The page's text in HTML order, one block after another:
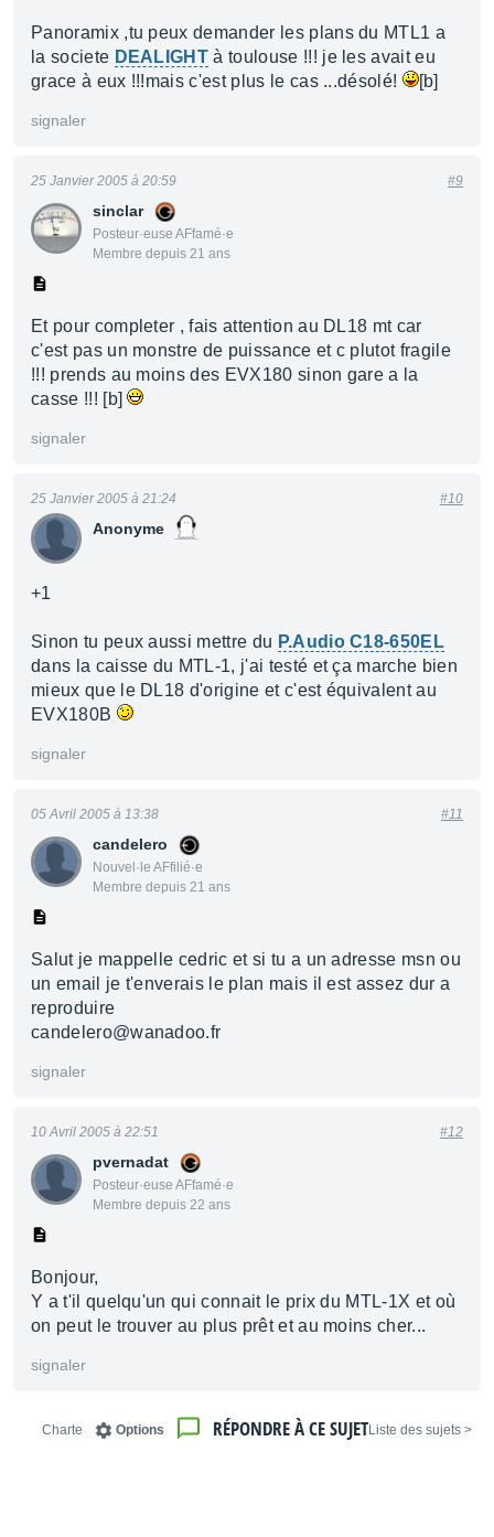
Panoramix ,tu peux demander les plans du MTL1 a
la societe DEALIGHT à toulouse !!! je les avait eu
grace à eux !!!mais c'est plus le cas ...désolé!
[b]
signaler
sinclar
Posteur·euse AFfamé·e
Membre depuis 21 ans
25 Janvier 2005 à 20:59 #9
Et pour completer , fais attention au DL18 mt car
c'est pas un monstre de puissance et c plutot fragile
!!! prends au moins des EVX180 sinon gare a la
casse !!! [b]
signaler
Anonyme
25 Janvier 2005 à 21:24 #10
+1
Sinon tu peux aussi mettre du P.Audio C18-650EL
dans la caisse du MTL-1, j'ai testé et ça marche bien
mieux que le DL18 d'origine et c'est équivalent au
EVX180B
signaler
candelero
Nouvel·le AFfilié·e
Membre depuis 21 ans
05 Avril 2005 à 13:38 #11
Salut je mappelle cedric et si tu a un adresse msn ou
un email je t'enverais le plan mais il est assez dur a
reproduire
candelero@wanadoo.fr
signaler
pvernadat
Posteur·euse AFfamé·e
Membre depuis 22 ans
10 Avril 2005 à 22:51 #12
Bonjour,
Y a t'il quelqu'un qui connait le prix du MTL-1X et où
on peut le trouver au plus prêt et au moins cher...
signaler
< Liste des sujets
RÉPONDRE À CE SUJET
Options
Charte